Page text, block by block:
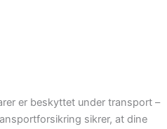
er beskyttet under transport –
sikrer, at dine